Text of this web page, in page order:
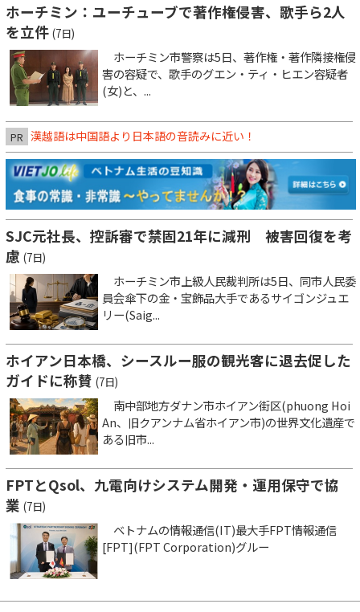
ホーチミン：ユーチューブで著作権侵害、歌手ら2人
を立件 (7日)
ホーチミン市警察は5日、著作権・著作隣接権侵
害の容疑で、歌手のグエン・ティ・ヒエン容疑者
(女)と、...
PR 漢越語は中国語より日本語の音読みに近い！
SJC元社長、控訴審で禁固21年に減刑 被害回復を考
慮 (7日)
ホーチミン市上級人民裁判所は5日、同市人民委
員会傘下の金・宝飾品大手であるサイゴンジュエ
リー(Saig...
ホイアン日本橋、シースルー服の観光客に退去促した
ガイドに称賛 (7日)
南中部地方ダナン市ホイアン街区(phuong Hoi
An、旧クアンナム省ホイアン市)の世界文化遺産で
ある旧市...
FPTとQsol、九電向けシステム開発・運用保守で協
業 (7日)
ベトナムの情報通信(IT)最大手FPT情報通信
[FPT](FPT Corporation)グルー